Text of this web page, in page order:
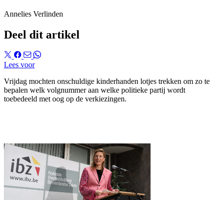
Annelies Verlinden
Deel dit artikel
Lees voor
Vrijdag mochten onschuldige kinderhanden lotjes trekken om zo te
bepalen welk volgnummer aan welke politieke partij wordt
toebedeeld met oog op de verkiezingen.